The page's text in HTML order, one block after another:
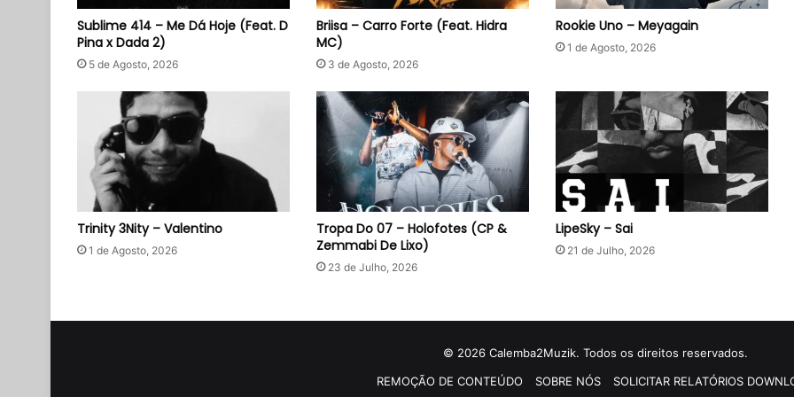
Sublime 414 – Me Dá Hoje (Feat. D
Pina x Dada 2)
5 de Agosto, 2026
Briisa – Carro Forte (Feat. Hidra
MC)
3 de Agosto, 2026
Rookie Uno – Meyagain
1 de Agosto, 2026
Trinity 3Nity – Valentino
1 de Agosto, 2026
Tropa Do 07 – Holofotes (CP &
Zemmabi De Lixo)
23 de Julho, 2026
LipeSky – Sai
21 de Julho, 2026
© 2026 Calemba2Muzik. Todos os direitos reservados.
REMOÇÃO DE CONTEÚDO
SOBRE NÓS SOLICITAR RELATÓRIOS